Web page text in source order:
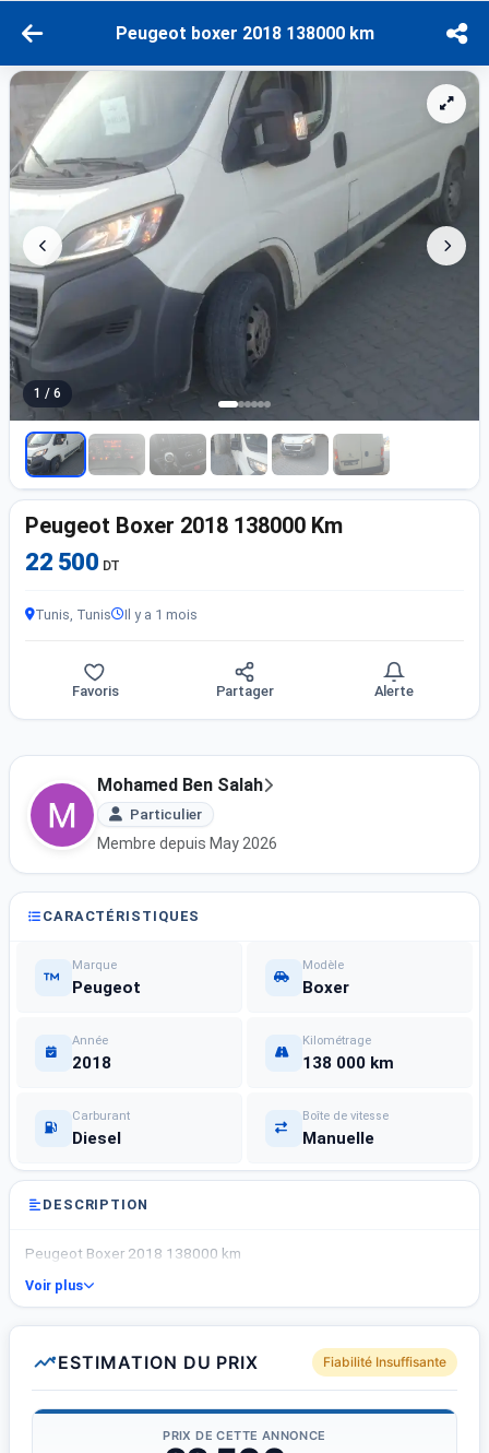
Peugeot boxer 2018 138000 km
1 / 6
Peugeot Boxer 2018 138000 Km
22 500 DT
Tunis, Tunis Il y a 1 mois
Favoris Partager Alerte
Mohamed Ben Salah
Particulier
Membre depuis May 2026
CARACTÉRISTIQUES
Marque
Peugeot
Modèle
Boxer
Année
2018
Kilométrage
138 000 km
Carburant
Diesel
Boîte de vitesse
Manuelle
DESCRIPTION
Peugeot Boxer 2018 138000 km
Voir plus
ESTIMATION DU PRIX Fiabilité Insuffisante
PRIX DE CETTE ANNONCE